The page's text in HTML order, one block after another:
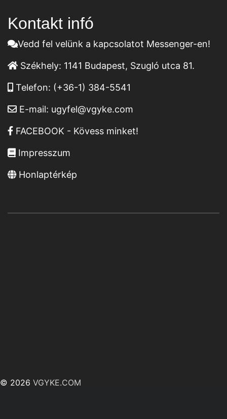
Kontakt infó
Vedd fel velünk a kapcsolatot Messenger-en!
Székhely: 1141 Budapest, Szugló utca 81.
Telefon: (+36-1) 384-5541
E-mail: ugyfel@vgyke.com
FACEBOOK - Kövess minket!
Impresszum
Honlaptérkép
© 2026 VGYKE.COM